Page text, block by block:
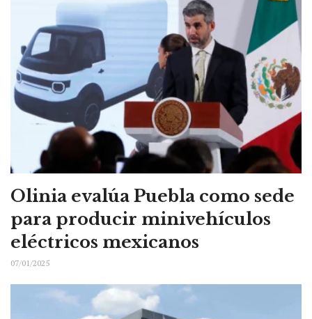
Olinia evalúa Puebla como sede
para producir minivehículos
eléctricos mexicanos
07/01/2025